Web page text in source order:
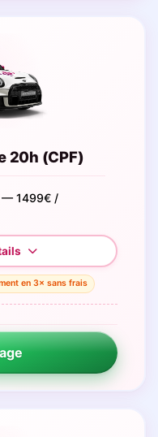
20h (CPF)
— 1499€ /
en 3× sans frais